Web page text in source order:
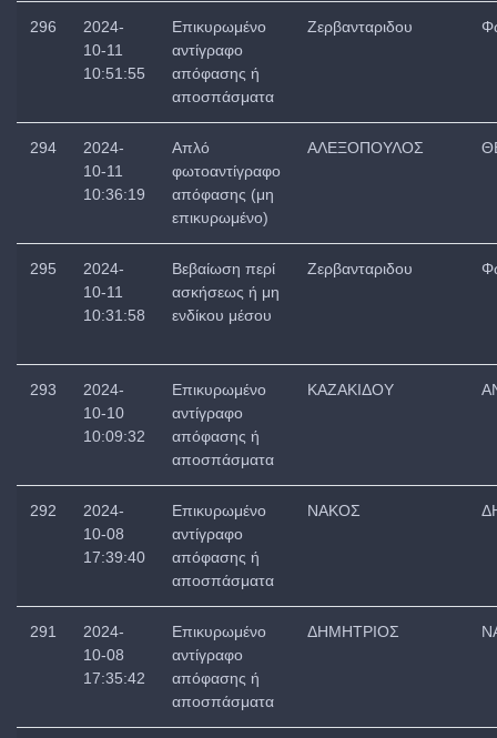
296
2024-
10-11
10:51:55
Επικυρωμένο
αντίγραφο
απόφασης ή
αποσπάσματα
Ζερβανταριδου
294
2024-
10-11
10:36:19
Απλό
φωτοαντίγραφο
απόφασης (μη
επικυρωμένο)
ΑΛΕΞΟΠΟΥΛΟΣ
295
2024-
10-11
10:31:58
Βεβαίωση περί
ασκήσεως ή μη
ενδίκου μέσου
Ζερβανταριδου
293
2024-
10-10
10:09:32
Επικυρωμένο
αντίγραφο
απόφασης ή
αποσπάσματα
ΚΑΖΑΚΙΔΟΥ
292
2024-
10-08
17:39:40
Επικυρωμένο
αντίγραφο
απόφασης ή
αποσπάσματα
ΝΑΚΟΣ
291
2024-
10-08
17:35:42
Επικυρωμένο
αντίγραφο
απόφασης ή
αποσπάσματα
ΔΗΜΗΤΡΙΟΣ